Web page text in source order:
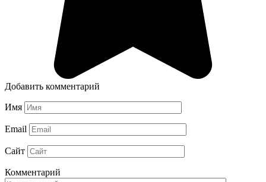
Добавить комментарий
Имя
Email
Сайт
Комментарий